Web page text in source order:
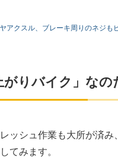
アクスル、ブレーキ周りのネジも
がりバイク」なの
ッシュ作業も大所が済
てみます。